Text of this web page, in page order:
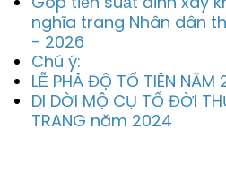
nghĩa trang Nhân dân
- 2026
Chú ý:
LỄ PHẢ ĐỘ TỔ TIÊN NĂM
DI DỜI MỘ CỤ TỔ ĐỜI
TRANG năm 2024